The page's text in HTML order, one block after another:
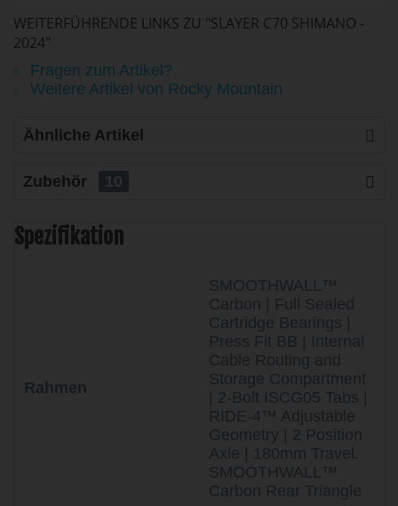
WEITERFÜHRENDE LINKS ZU "SLAYER C70 SHIMANO -
2024"
Fragen zum Artikel?
Weitere Artikel von Rocky Mountain
Ähnliche Artikel
Zubehör 10
Spezifikation
Rahmen
SMOOTHWALL™
Carbon | Full Sealed
Cartridge Bearings |
Press Fit BB | Internal
Cable Routing and
Storage Compartment
| 2-Bolt ISCG05 Tabs |
RIDE-4™ Adjustable
Geometry | 2 Position
Axle | 180mm Travel.
SMOOTHWALL™
Carbon Rear Triangle